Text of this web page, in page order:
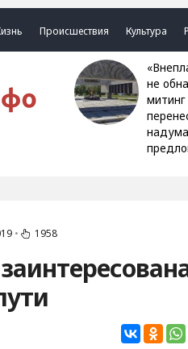
Происшествия Культура
«Внеплановых работ»
не
• 1958